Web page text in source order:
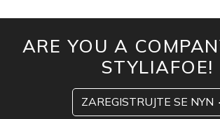
ARE YOU A
STYLIAFOE!
ZAREGISTRUJTE SE NYN